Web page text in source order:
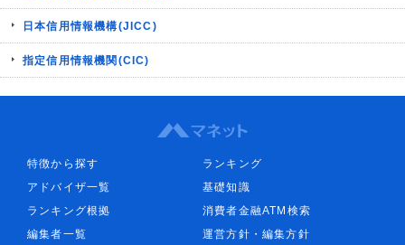
日本信用情報機構(JICC)
指定信用情報機関(CIC)
特徴から探す
ランキング
アドバイザ一覧
基礎知識
ランキング根拠
消費者金融ATM検索
編集者一覧
運営方針・編集方針